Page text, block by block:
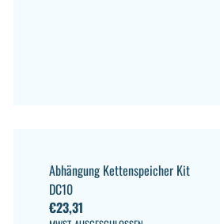
Abhängung Kettenspeicher Kit
DC10
€23,31